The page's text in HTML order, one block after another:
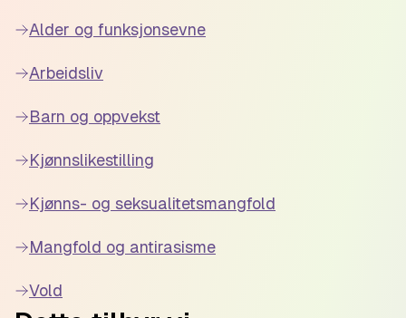
Alder og funksjonsevne
Arbeidsliv
Barn og oppvekst
Kjønnslikestilling
Kjønns- og seksualitetsmangfold
Mangfold og antirasisme
Vold